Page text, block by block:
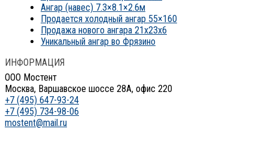
Ангар (навес) 7.3×8.1×2.6м
Продается холодный ангар 55×160
Продажа нового ангара 21x23x6
Уникальный ангар во Фрязино
ИНФОРМАЦИЯ
ООО Мостент
Москва, Варшавское шоссе 28А, офис 220
+7 (495) 647-93-24
+7 (495) 734-98-06
mostent@mail.ru